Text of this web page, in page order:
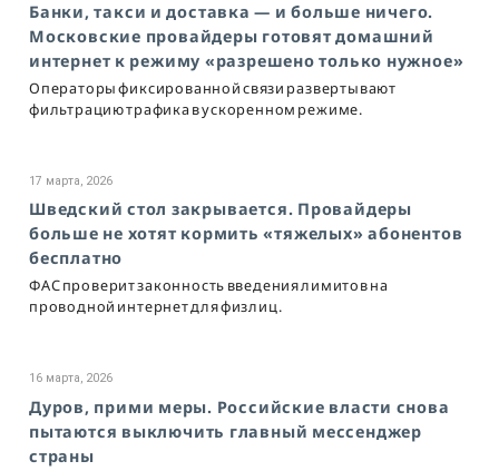
Банки, такси и доставка — и больше ничего.
Московские провайдеры готовят домашний
интернет к режиму «разрешено только нужное»
Операторы фиксированной связи развертывают
фильтрацию трафика в ускоренном режиме.
17 марта, 2026
Шведский стол закрывается. Провайдеры
больше не хотят кормить «тяжелых» абонентов
бесплатно
ФАС проверит законность введения лимитов на
проводной интернет для физлиц.
16 марта, 2026
Дуров, прими меры. Российские власти снова
пытаются выключить главный мессенджер
страны